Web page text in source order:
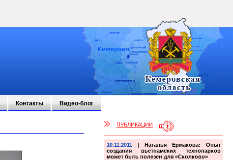
Контакты Видео-блог
ПУБЛИКАЦИИ
10.11.2011 | Наталья Ермакова: Опыт
создания вьетнамских технопарков
может быть полезен для «Сколково»